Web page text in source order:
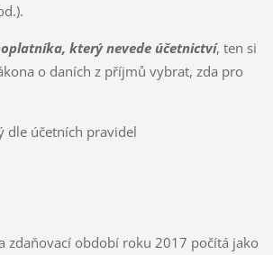
který nevede účetnictví, ten si
o daních z příjmů vybrat, zda pro
dle účetních pravidel
zdaňovací období roku 2017 počítá jako